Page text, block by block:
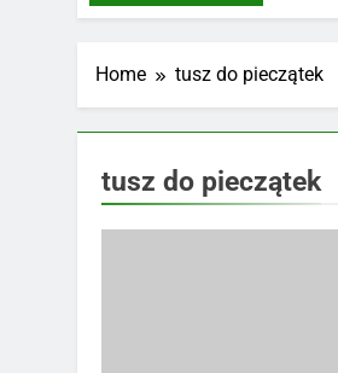
Home tusz do pieczątek
tusz do pieczątek